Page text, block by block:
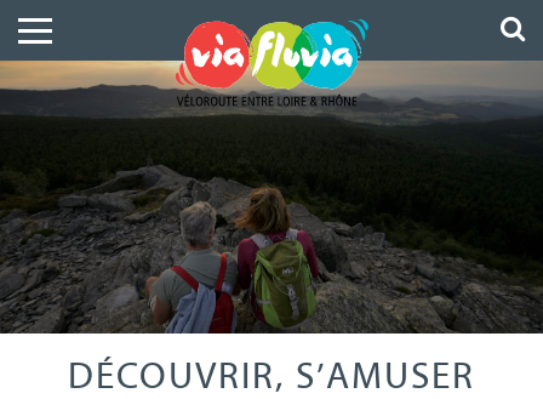
DÉCOUVRIR, S’AMUSER